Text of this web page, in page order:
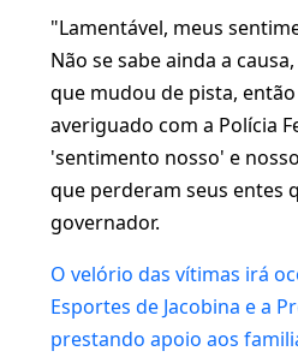
"Lamentável, meus
Não se sabe ainda a
que mudou de pista,
averiguado com a Polícia
'sentimento nosso' e
que perderam seus entes
governador.
O velório das vítimas irá
Esportes de Jacobina e a
prestando apoio aos